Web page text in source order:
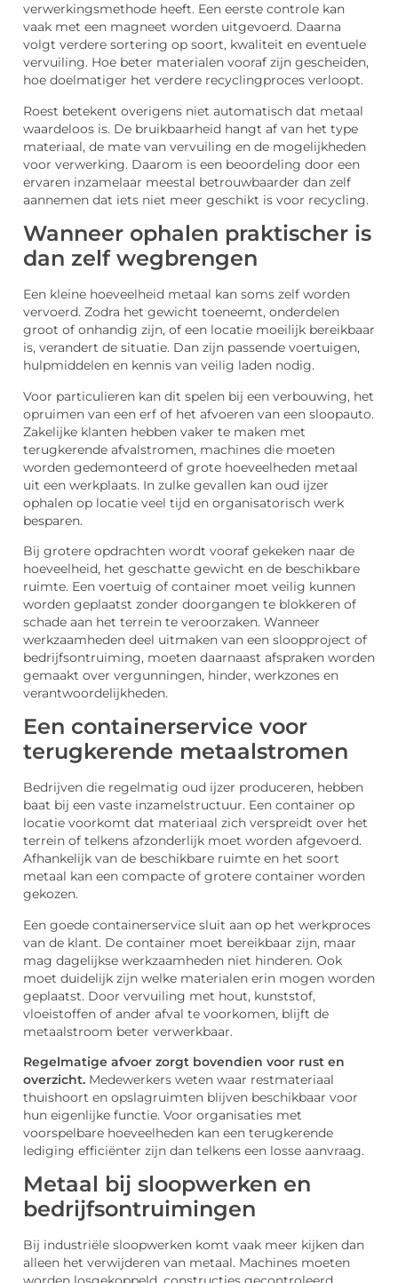
verwerkingsmethode heeft. Een eerste controle kan
vaak met een magneet worden uitgevoerd. Daarna
volgt verdere sortering op soort, kwaliteit en eventuele
vervuiling. Hoe beter materialen vooraf zijn gescheiden,
hoe doelmatiger het verdere recyclingproces verloopt.
Roest betekent overigens niet automatisch dat metaal
waardeloos is. De bruikbaarheid hangt af van het type
materiaal, de mate van vervuiling en de mogelijkheden
voor verwerking. Daarom is een beoordeling door een
ervaren inzamelaar meestal betrouwbaarder dan zelf
aannemen dat iets niet meer geschikt is voor recycling.
Wanneer ophalen praktischer is
dan zelf wegbrengen
Een kleine hoeveelheid metaal kan soms zelf worden
vervoerd. Zodra het gewicht toeneemt, onderdelen
groot of onhandig zijn, of een locatie moeilijk bereikbaar
is, verandert de situatie. Dan zijn passende voertuigen,
hulpmiddelen en kennis van veilig laden nodig.
Voor particulieren kan dit spelen bij een verbouwing, het
opruimen van een erf of het afvoeren van een sloopauto.
Zakelijke klanten hebben vaker te maken met
terugkerende afvalstromen, machines die moeten
worden gedemonteerd of grote hoeveelheden metaal
uit een werkplaats. In zulke gevallen kan oud ijzer
ophalen op locatie veel tijd en organisatorisch werk
besparen.
Bij grotere opdrachten wordt vooraf gekeken naar de
hoeveelheid, het geschatte gewicht en de beschikbare
ruimte. Een voertuig of container moet veilig kunnen
worden geplaatst zonder doorgangen te blokkeren of
schade aan het terrein te veroorzaken. Wanneer
werkzaamheden deel uitmaken van een sloopproject of
bedrijfsontruiming, moeten daarnaast afspraken worden
gemaakt over vergunningen, hinder, werkzones en
verantwoordelijkheden.
Een containerservice voor
terugkerende metaalstromen
Bedrijven die regelmatig oud ijzer produceren, hebben
baat bij een vaste inzamelstructuur. Een container op
locatie voorkomt dat materiaal zich verspreidt over het
terrein of telkens afzonderlijk moet worden afgevoerd.
Afhankelijk van de beschikbare ruimte en het soort
metaal kan een compacte of grotere container worden
gekozen.
Een goede containerservice sluit aan op het werkproces
van de klant. De container moet bereikbaar zijn, maar
mag dagelijkse werkzaamheden niet hinderen. Ook
moet duidelijk zijn welke materialen erin mogen worden
geplaatst. Door vervuiling met hout, kunststof,
vloeistoffen of ander afval te voorkomen, blijft de
metaalstroom beter verwerkbaar.
Regelmatige afvoer zorgt bovendien voor rust en
overzicht. Medewerkers weten waar restmateriaal
thuishoort en opslagruimten blijven beschikbaar voor
hun eigenlijke functie. Voor organisaties met
voorspelbare hoeveelheden kan een terugkerende
lediging efficiënter zijn dan telkens een losse aanvraag.
Metaal bij sloopwerken en
bedrijfsontruimingen
Bij industriële sloopwerken komt vaak meer kijken dan
alleen het verwijderen van metaal. Machines moeten